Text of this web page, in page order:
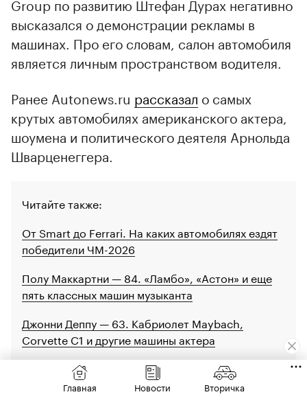
Group по развитию Штефан Дурах негативно
высказался о демонстрации рекламы в
машинах. Про его словам, салон автомобиля
является личным пространством водителя.
Ранее Autonews.ru рассказал о самых
крутых автомобилях американского актера,
шоумена и политического деятеля Арнольда
Шварценеггера.
Читайте также:
От Smart до Ferrari. На каких автомобилях ездят
победители ЧМ-2026
Полу Маккартни — 84. «Ламбо», «Астон» и еще
пять классных машин музыканта
Джонни Деппу — 63. Кабриолет Maybach,
Corvette C1 и другие машины актера
Теги
Главная Новости Вторичка